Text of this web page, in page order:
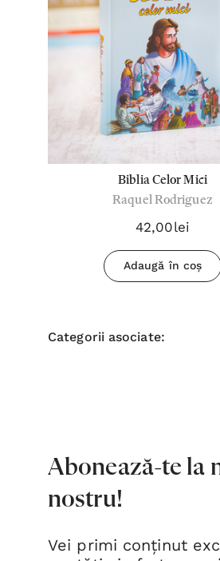
Biblia Celor Mici
Raquel Rodriguez
42,00lei
Adaugă în coș
Categorii asociate:
Abonează-te la
nostru!
Vei primi conținut